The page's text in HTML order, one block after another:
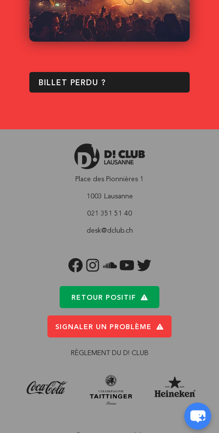
BILLET PERDU ?
Place des Pionnières 1
1003 Lausanne
021 351 51 40
desk@dclub.ch
FACEBOOKINSTAGRAM
SOUNDCLOUD
YOUTUBETWITTER
RETOUR POSITIF
SIGNALER UN PROBLÈME
RÈGLEMENT DU D! CLUB